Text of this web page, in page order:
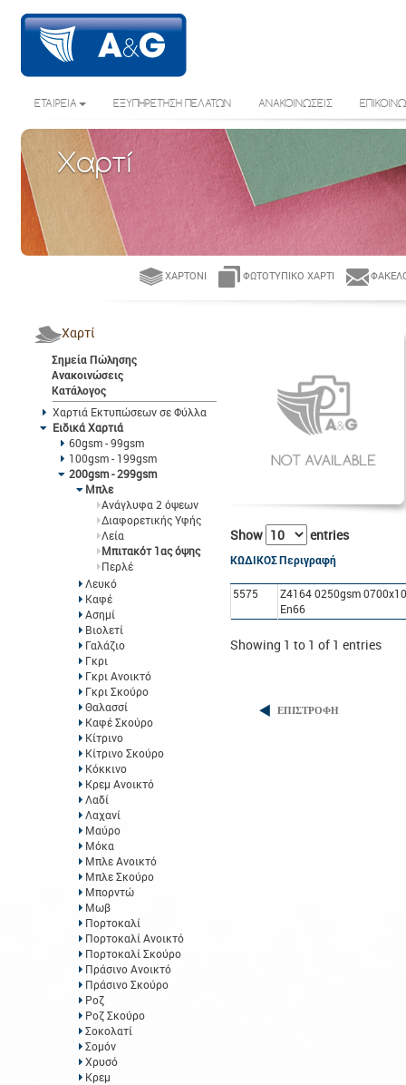
ΕΤΑΙΡΕΙΑ ΕΞΥΠΗΡΕΤΗΣΗ ΠΕΛΑΤΩΝ ΑΝΑΚΟΙΝΩΣΕΙΣ
Χαρτί
ΧΑΡΤΌΝΙ ΦΩΤΟΤΥΠΙΚΌ ΧΑΡΤΊ
Χαρτί
Σημεία Πώλησης
Ανακοινώσεις
Κατάλογος
Χαρτιά Εκτυπώσεων σε Φύλλα
Ειδικά Χαρτιά
60gsm - 99gsm
100gsm - 199gsm
200gsm - 299gsm
Μπλε
Ανάγλυφα 2 όψεων
Διαφορετικής Υφής
Λεία
Μπιτακότ 1ας όψης
Περλέ
Λευκό
Καφέ
Ασημί
Βιολετί
Γαλάζιο
Γκρι
Γκρι Ανοικτό
Γκρι Σκούρο
Θαλασσί
Καφέ Σκούρο
Κίτρινο
Κίτρινο Σκούρο
Κόκκινο
Κρεμ Ανοικτό
Λαδί
Λαχανί
Μαύρο
Μόκα
Μπλε Ανοικτό
Μπλε Σκούρο
Μπορντώ
Μωβ
Πορτοκαλί
Πορτοκαλί Ανοικτό
Πορτοκαλί Σκούρο
Πράσινο Ανοικτό
Πράσινο Σκούρο
Ροζ
Ροζ Σκούρο
Σοκολατί
Σομόν
Χρυσό
Κρεμ
Show entries
ΚΩΔΙΚΟΣΠεριγραφή
5575
Z4164 0250gsm
En66
Showing 1 to 1 of 1 entries
ΕΠΙΣΤΡΟΦΗ